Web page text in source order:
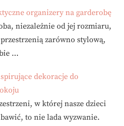
organizery na garderobę
niezależnie od jej rozmiaru,
zarówno stylową,
…
dekoracje do
w której nasze dzieci
to nie lada wyzwanie.